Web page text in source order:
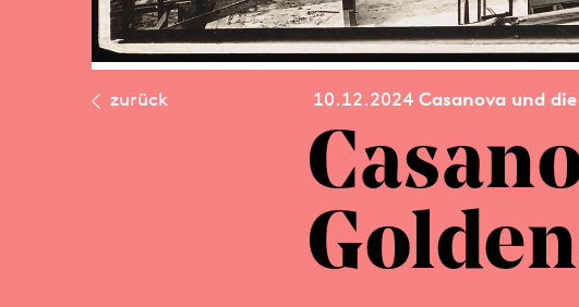
zurück 10.12.2024 Casanova und